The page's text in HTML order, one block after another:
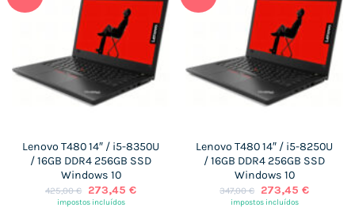
Lenovo T480 14″ / i5-8350U
/ 16GB DDR4 256GB SSD
Windows 10
425,00€
O
preço
273,45 €O
impostos incluídos
Lenovo T480 14″ / i5-8250U
/ 16GB DDR4 256GB SSD
Windows 10
347,00€
O
preço
273,45 €O
impostos incluídos